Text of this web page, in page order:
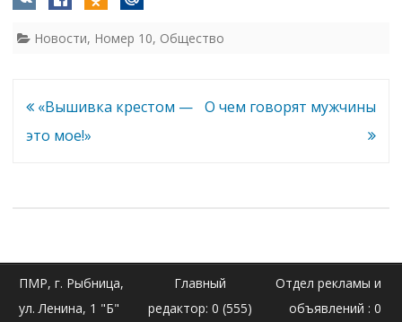
Новости, Номер 10, Общество
Навигация
по
«Вышивка крестом —
это мое!»
О чем говорят мужчины
ПМР, г. Рыбница,
ул. Ленина, 1 "Б"
Главный
редактор: 0 (555)
Отдел рекламы и
объявлений : 0